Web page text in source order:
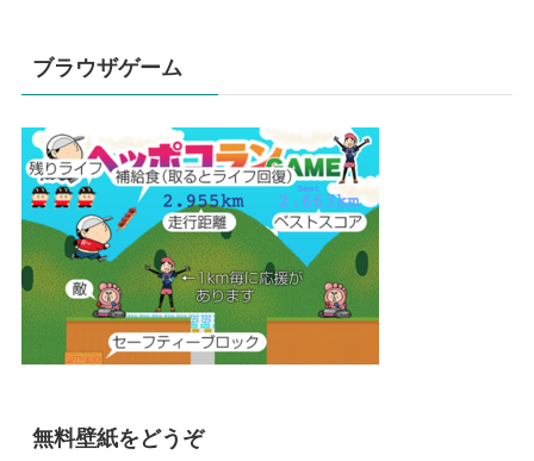
ブラウザゲーム
無料壁紙をどうぞ